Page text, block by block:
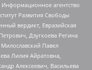
агентство
Развития Свободы
вердикт, Евразийская
Дзугкоева Регина
Павел
Лилия Айратовна,
Алексеевич, Васильева